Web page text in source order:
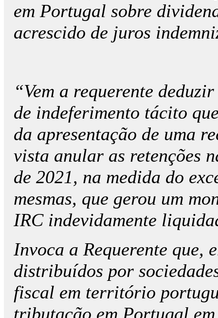
em Portugal sobre
acrescido de juros
“Vem a requerente
de indeferimento tácito
da apresentação de uma
vista anular as retenções
de 2021, na medida do
mesmas, que gerou um
IRC indevidamente
Invoca a Requerente que,
distribuídos por
fiscal em território
tributação em Portugal